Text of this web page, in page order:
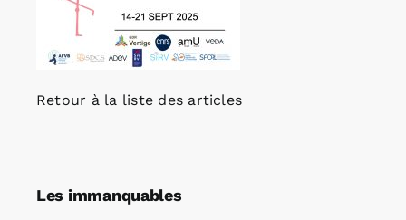
Retour à la liste des articles
Les immanquables